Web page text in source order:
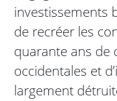
investissements
de recréer les
quarante ans de
occidentales et
largement